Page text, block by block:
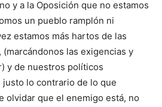
y a la Oposición que no estamos
un pueblo ramplón ni
estamos más hartos de las
las exigencias y
y de nuestros políticos
justo lo contrario de lo que
olvidar que el enemigo está, no